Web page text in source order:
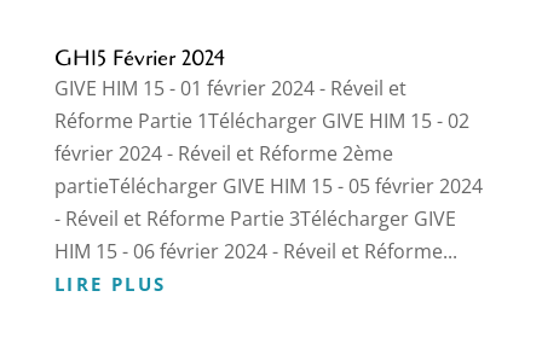
GH15 Février 2024
GIVE HIM 15 - 01 février 2024 - Réveil et
Réforme Partie 1Télécharger GIVE HIM 15 - 02
février 2024 - Réveil et Réforme 2ème
partieTélécharger GIVE HIM 15 - 05 février 2024
- Réveil et Réforme Partie 3Télécharger GIVE
HIM 15 - 06 février 2024 - Réveil et Réforme...
LIRE PLUS